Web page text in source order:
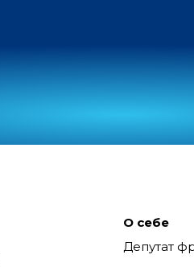
О себе
Депутат